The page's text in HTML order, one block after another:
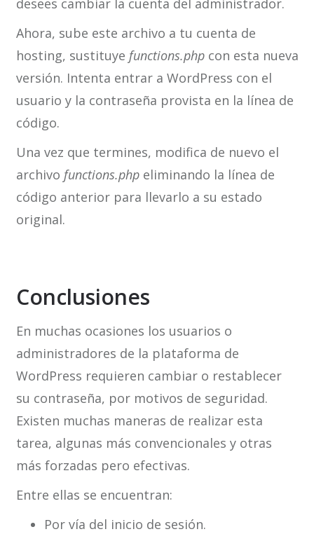
desees cambiar la cuenta del administrador.
Ahora, sube este archivo a tu cuenta de
hosting, sustituye functions.php con esta nueva
versión. Intenta entrar a WordPress con el
usuario y la contraseña provista en la línea de
código.
Una vez que termines, modifica de nuevo el
archivo functions.php eliminando la línea de
código anterior para llevarlo a su estado
original.
Conclusiones
En muchas ocasiones los usuarios o
administradores de la plataforma de
WordPress requieren cambiar o restablecer
su contraseña, por motivos de seguridad.
Existen muchas maneras de realizar esta
tarea, algunas más convencionales y otras
más forzadas pero efectivas.
Entre ellas se encuentran:
Por vía del inicio de sesión.